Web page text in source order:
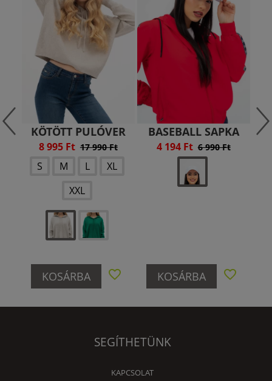
KÖTÖTT PULÓVER
8 995 Ft 17 990 Ft
S M L
XL
XXL
KOSÁRBA
BASEBALL SAPKA
4 194 Ft 6 990 Ft
KOSÁRBA
SEGÍTHETÜNK
KAPCSOLAT